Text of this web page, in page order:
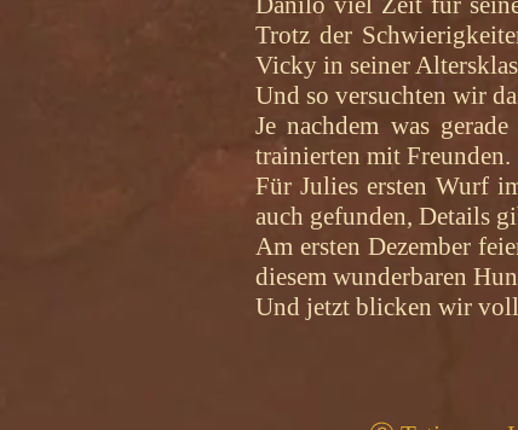
Trotz der
Vicky in seiner
Und so versuchten wir
Je nachdem was
trainierten mit Freunden.
Für Julies ersten Wurf
auch gefunden, Details
Am ersten Dezember
diesem wunderbaren
Und jetzt blicken wir